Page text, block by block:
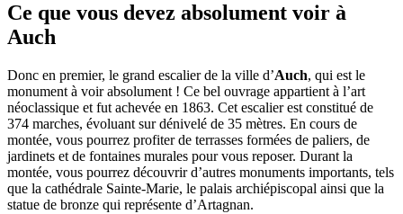
Ce que vous devez absolument voir à
Auch
Donc en premier, le grand escalier de la ville d’Auch, qui est le
monument à voir absolument ! Ce bel ouvrage appartient à l’art
néoclassique et fut achevée en 1863. Cet escalier est constitué de
374 marches, évoluant sur dénivelé de 35 mètres. En cours de
montée, vous pourrez profiter de terrasses formées de paliers, de
jardinets et de fontaines murales pour vous reposer. Durant la
montée, vous pourrez découvrir d’autres monuments importants, tels
que la cathédrale Sainte-Marie, le palais archiépiscopal ainsi que la
statue de bronze qui représente d’Artagnan.